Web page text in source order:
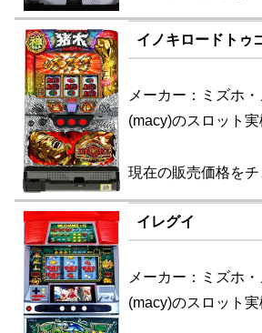
イノキロードトゥ
メーカー：ミズホ
(macy)のスロット
現在の販売価格をチ
イレグイ
メーカー：ミズホ
(macy)のスロット